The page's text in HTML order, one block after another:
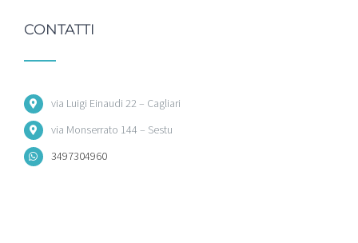
CONTATTI
via Luigi Einaudi 22 – Cagliari
via Monserrato 144 – Sestu
3497304960